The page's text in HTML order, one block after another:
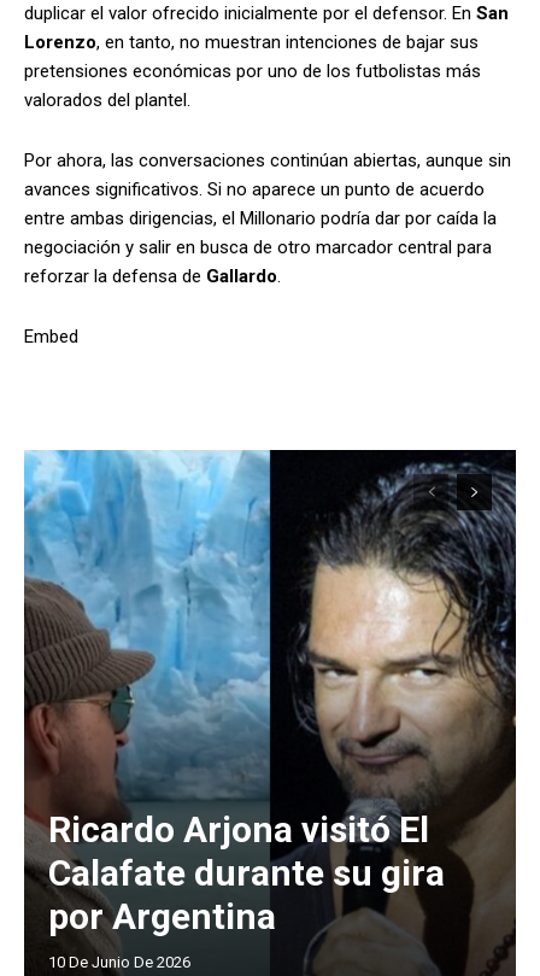
duplicar el valor ofrecido inicialmente por el defensor. En San
Lorenzo, en tanto, no muestran intenciones de bajar sus
pretensiones económicas por uno de los futbolistas más
valorados del plantel.
Por ahora, las conversaciones continúan abiertas, aunque sin
avances significativos. Si no aparece un punto de acuerdo
entre ambas dirigencias, el Millonario podría dar por caída la
negociación y salir en busca de otro marcador central para
reforzar la defensa de Gallardo.
Embed
Ricardo Arjona visitó El
Calafate durante su gira
por Argentina
10 De Junio De 2026